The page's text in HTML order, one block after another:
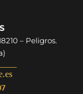
– Peligros.